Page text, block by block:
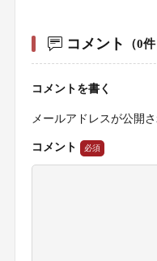
コメント （0件
コメントを書く
メールアドレスが公開
コメント